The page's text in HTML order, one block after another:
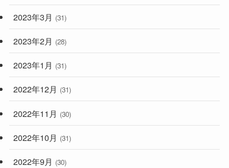
2023年3月 (31)
2023年2月 (28)
2023年1月 (31)
2022年12月 (31)
2022年11月 (30)
2022年10月 (31)
2022年9月 (30)